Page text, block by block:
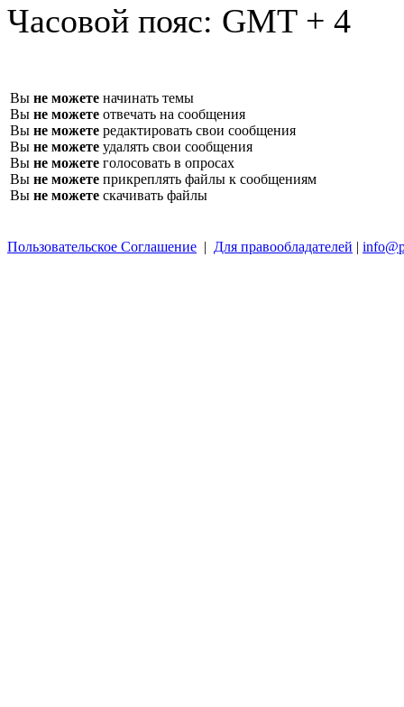
Часовой пояс: GMT + 4
Вы не можете начинать темы
Вы не можете отвечать на сообщения
Вы не можете редактировать свои сообщения
Вы не можете удалять свои сообщения
Вы не можете голосовать в опросах
Вы не можете прикреплять файлы к сообщениям
Вы не можете скачивать файлы
Пользовательское Соглашение | Для правообладателей |